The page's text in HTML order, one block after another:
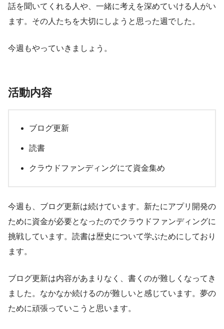
話を聞いてくれる人や、一緒に考えを深めていける人がい
ます。その人たちを大切にしようと思った週でした。
今週もやっていきましょう。
活動内容
ブログ更新
読書
クラウドファンディングにて資金集め
今週も、ブログ更新は続けています。新たにアプリ開発の
ために資金が必要となったのでクラウドファンディングに
挑戦しています。読書は歴史について学ぶためにしており
ます。
ブログ更新は内容があまりなく、書くのが難しくなってき
ました。なかなか続けるのが難しいと感じています。夢の
ために頑張っていこうと思います。